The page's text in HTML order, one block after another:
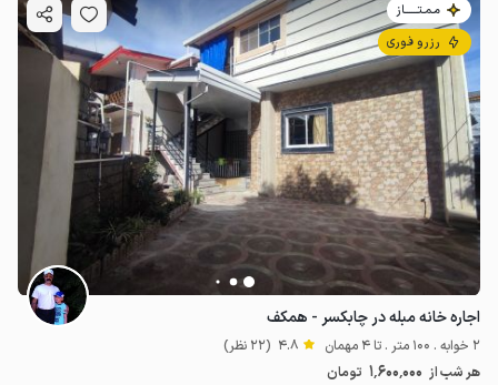
مـمـتــــــاز
رزرو فوری
اجاره خانه مبله در چابکسر - همکف
2 خوابه . 100 متر . تا 4 مهمان 4.8 (22 نظر)
هر شب از 1٬600٬000 تومان